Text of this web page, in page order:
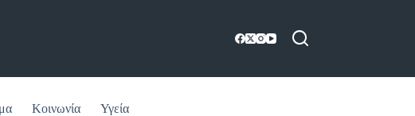
Κοινωνία Υγεία